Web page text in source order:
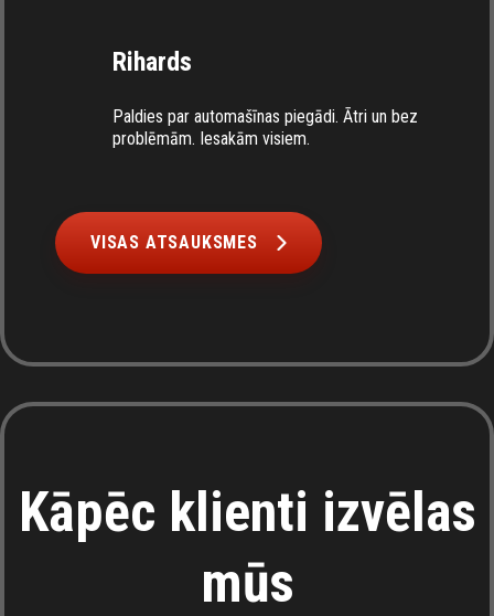
Rihards
Paldies par automašīnas piegādi. Ātri un bez
problēmām. Iesakām visiem.
VISAS ATSAUKSMES
Kāpēc klienti izvēlas
mūs